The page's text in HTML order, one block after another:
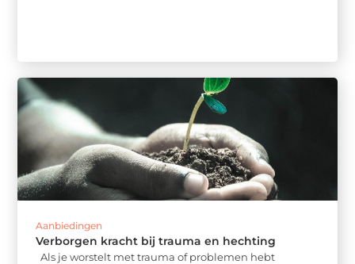
Aanbiedingen
Verborgen kracht bij trauma en hechting
Als je worstelt met trauma of problemen hebt